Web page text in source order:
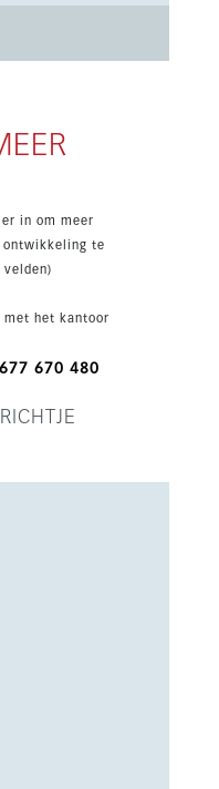
en zwembad
strand, Puerto
in om meer
ontwikkeling te
met het kantoor
670 480